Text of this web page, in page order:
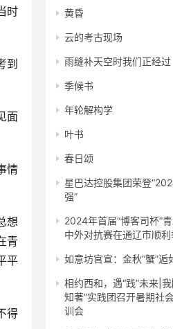
时
到
面
情
想
青
平
得
黄昏
云的考古现场
雨缝补天空时我们正经过
季候书
年轮解构学
叶书
春日颂
星巴达控股集团荣登
强”
2024年首届“博客司杯”
中外对抗赛在通辽市顺
如意坊官宣：金秋“蟹”逅
相约西和，遇“践”未来|
知著”实践团召开暑期社
训会